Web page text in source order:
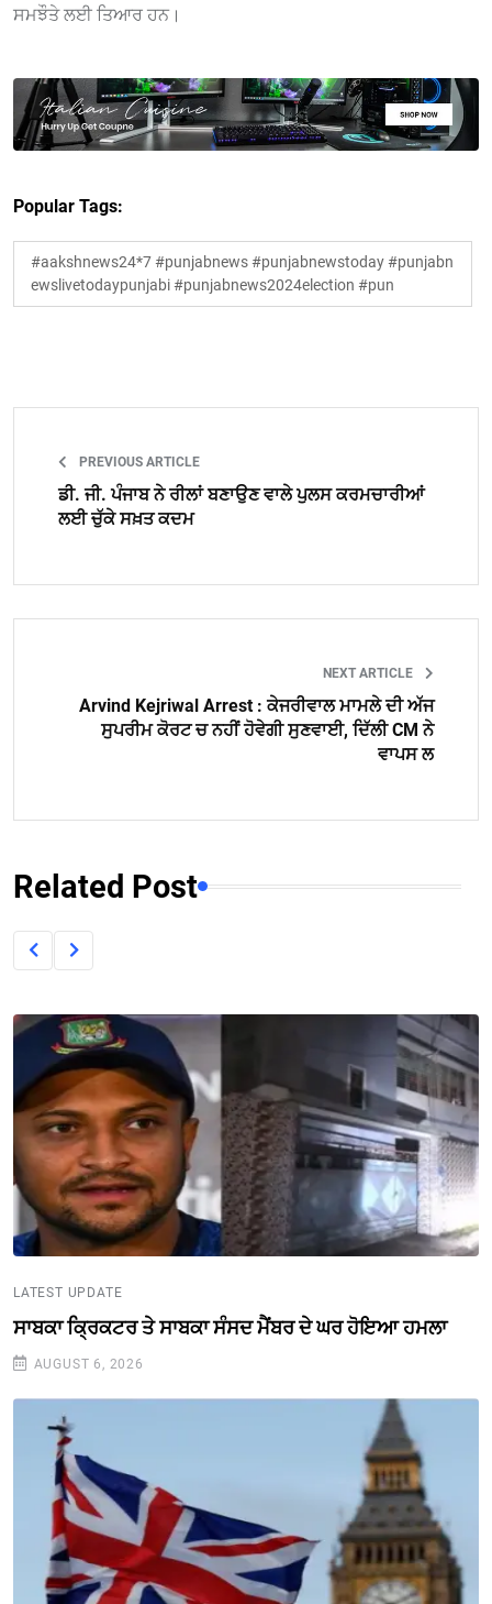
ਸਮਝੌਤੇ ਲਈ ਤਿਆਰ ਹਨ।
Popular Tags:
#aakshnews24*7 #punjabnews #punjabnewstoday #punjabn
ewslivetodaypunjabi #punjabnews2024election #pun
PREVIOUS ARTICLE
ਡੀ. ਜੀ. ਪੰਜਾਬ ਨੇ ਰੀਲਾਂ ਬਣਾਉਣ ਵਾਲੇ ਪੁਲਸ ਕਰਮਚਾਰੀਆਂ
ਲਈ ਚੁੱਕੇ ਸਖ਼ਤ ਕਦਮ
NEXT ARTICLE
Arvind Kejriwal Arrest : ਕੇਜਰੀਵਾਲ ਮਾਮਲੇ ਦੀ ਅੱਜ
ਸੁਪਰੀਮ ਕੋਰਟ ਚ ਨਹੀਂ ਹੋਵੇਗੀ ਸੁਣਵਾਈ, ਦਿੱਲੀ CM ਨੇ
ਵਾਪਸ ਲ
Related Post
LATEST UPDATE
ਸਾਬਕਾ ਕ੍ਰਿਕਟਰ ਤੇ ਸਾਬਕਾ ਸੰਸਦ ਮੈਂਬਰ ਦੇ ਘਰ ਹੋਇਆ ਹਮਲਾ
AUGUST 6, 2026